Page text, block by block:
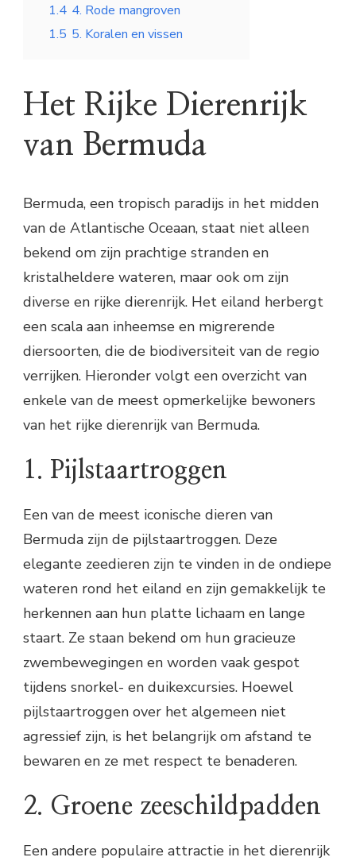
1.4 4. Rode mangroven
1.5 5. Koralen en vissen
Het Rijke Dierenrijk
van Bermuda
Bermuda, een tropisch paradijs in het midden
van de Atlantische Oceaan, staat niet alleen
bekend om zijn prachtige stranden en
kristalheldere wateren, maar ook om zijn
diverse en rijke dierenrijk. Het eiland herbergt
een scala aan inheemse en migrerende
diersoorten, die de biodiversiteit van de regio
verrijken. Hieronder volgt een overzicht van
enkele van de meest opmerkelijke bewoners
van het rijke dierenrijk van Bermuda.
1. Pijlstaartroggen
Een van de meest iconische dieren van
Bermuda zijn de pijlstaartroggen. Deze
elegante zeedieren zijn te vinden in de ondiepe
wateren rond het eiland en zijn gemakkelijk te
herkennen aan hun platte lichaam en lange
staart. Ze staan bekend om hun gracieuze
zwembewegingen en worden vaak gespot
tijdens snorkel- en duikexcursies. Hoewel
pijlstaartroggen over het algemeen niet
agressief zijn, is het belangrijk om afstand te
bewaren en ze met respect te benaderen.
2. Groene zeeschildpadden
Een andere populaire attractie in het dierenrijk